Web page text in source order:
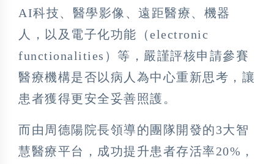
AI科技、醫學影像、遠距醫療、機器
人，以及電子化功能（electronic
functionalities）等，嚴謹評核申請參賽
醫療機構是否以病人為中心重新思考，讓
患者獲得更安全妥善照護。
而由周德陽院長領導的團隊開發的3大智
慧醫療平台，成功提升患者存活率20%，